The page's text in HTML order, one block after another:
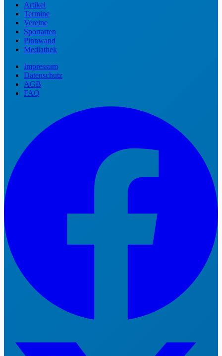
Artikel
Termine
Vereine
Sportarten
Pinnwand
Mediathek
Impressum
Datenschutz
AGB
FAQ